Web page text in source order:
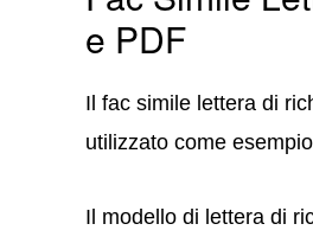
e PDF
Il fac simile lettera di
utilizzato come
Il modello di lettera di